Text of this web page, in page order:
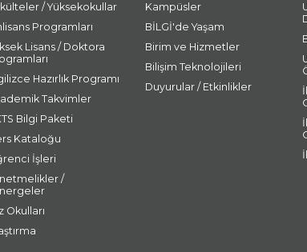
/ Yüksekokullar
Programları
Lisans / Doktora
Hazırlık Programı
Takvimler
Bilgi Paketi
Kataloğu
İşleri
/
Okulları
Kampüsler
BİLGİ'de Yaşam
Birim ve Hizmetler
Bilişim Teknolojileri
Duyurular / Etkinlikler